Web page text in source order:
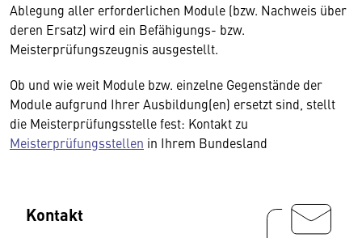
Ablegung aller erforderlichen Module (bzw. Nachweis über
deren Ersatz) wird ein Befähigungs- bzw.
Meisterprüfungszeugnis ausgestellt.
Ob und wie weit Module bzw. einzelne Gegenstände der
Module aufgrund Ihrer Ausbildung(en) ersetzt sind, stellt
die Meisterprüfungsstelle fest: Kontakt zu
Meisterprüfungsstellen in Ihrem Bundesland
Kontakt